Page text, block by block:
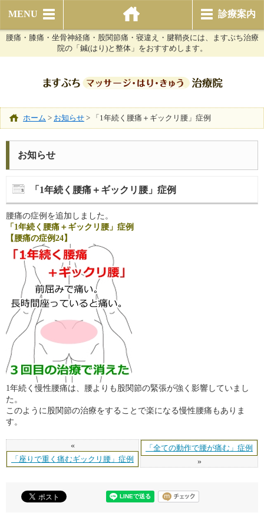
MENU 診療案内
腰痛・膝痛・坐骨神経痛・股関節痛・寝違え・腱鞘炎には、ますぶち治療
院の「鍼(はり)と整体」をおすすめします。
ホーム > お知らせ > 「1年続く腰痛＋ギックリ腰」症例
お知らせ
「1年続く腰痛＋ギックリ腰」症例
腰痛の症例を追加しました。
「1年続く腰痛＋ギックリ腰」症例
【腰痛の症例24】
1年続く慢性腰痛は、腰よりも股関節の緊張が強く影響していまし
た。
このように股関節の治療をすることで楽になる慢性腰痛もありま
す。
«
「座りで重く痛むギックリ腰」症例
「全ての動作で腰が痛む」症例
»